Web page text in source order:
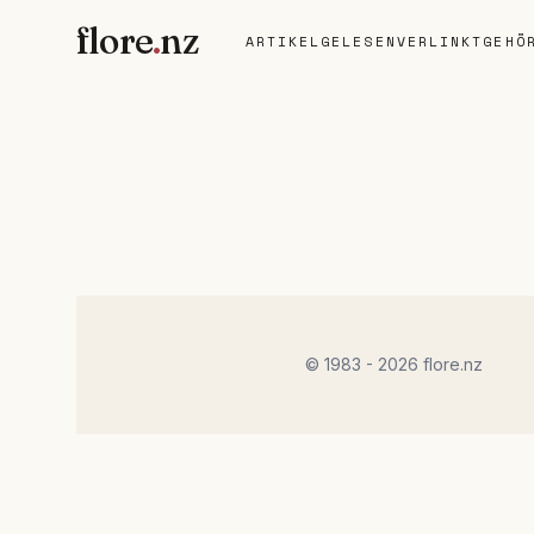
flore.nz ARTIKELGELESENVERLINKT
© 1983 - 2026 flore.nz